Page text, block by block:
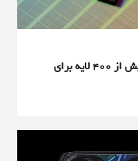
سامسونگ از اولین تراشه حافظه با بیش از ۴۰۰ لایه برای